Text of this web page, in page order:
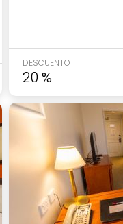
DESCUENTO
20%